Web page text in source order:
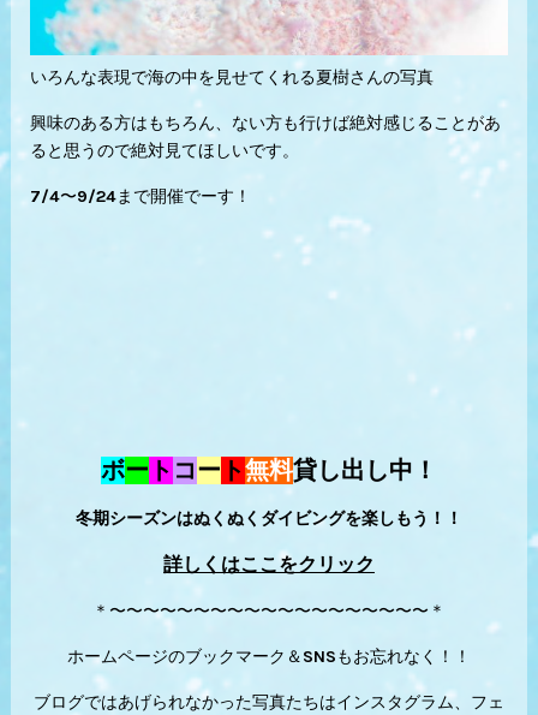
いろんな表現で海の中を見せてくれる夏樹さんの写真
興味のある方はもちろん、ない方も行けば絶対感じることがあ
ると思うので絶対見てほしいです。
7/4〜9/24まで開催でーす！
ボー ト コー ト無料貸し出し中！
冬期シーズンはぬくぬくダイビングを楽しもう！！
詳しくはここをクリック
＊〜〜〜〜〜〜〜〜〜〜〜〜〜〜〜〜〜〜〜＊
ホームページのブックマーク＆SNSもお忘れなく！！
ブログではあげられなかった写真たちはインスタグラム、フェ